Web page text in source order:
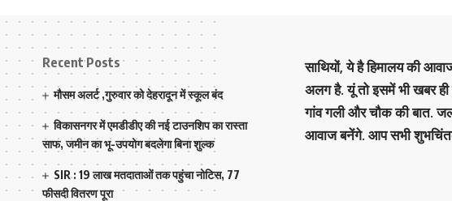
Recent Posts
मौसम अलर्ट ,गुरुवार को देहरादून में स्कूल बंद
विकासनगर में एमडीडीए की नई टाउनशिप का रास्ता
साफ, जमीन का भू-उपयोग बदलेगा बिना शुल्क
SIR : 19 लाख मतदाताओं तक पहुंचा नोटिस, 77
फीसदी वितरण पूरा
साथियों, ये है हिमालय की
अलग है. यूं तो इसमें भी खबर ही
गांव गली और चौक की बात.
आवाज बनेंगे. आप सभी